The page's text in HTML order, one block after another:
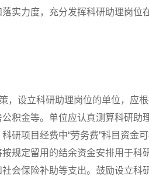
实力度，充分发挥科研助理岗位
设立科研助理岗位的单位，应根
积金等。单位应认真测算科研助
研项目经费中“劳务费”科目资金
规定留用的结余资金安排用于科
会保险补助等支出。鼓励设立科